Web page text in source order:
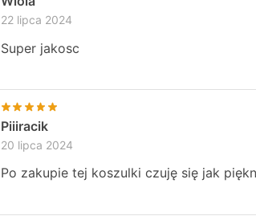
22 lipca 2024
Super jakosc
Piiiracik
20 lipca 2024
Po zakupie tej koszulki czuję się jak